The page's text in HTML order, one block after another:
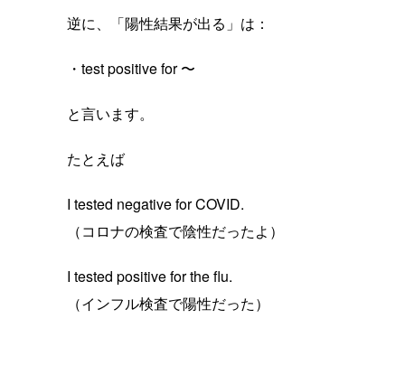
逆に、「陽性結果が出る」は：
・test positive for 〜
と言います。
たとえば
I tested negative for COVID.
（コロナの検査で陰性だったよ）
I tested positive for the flu.
（インフル検査で陽性だった）